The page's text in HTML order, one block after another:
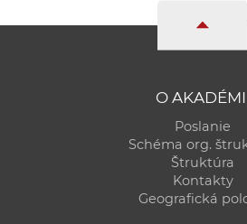
O
Poslanie
Schéma org.
Štruktúra
Kontakty
Geografická